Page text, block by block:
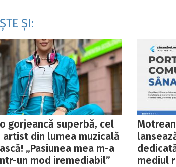
ȘI:
gorjeancă superbă, cel
artist din lumea muzicală
„Pasiunea mea m-a
un mod iremediabil”
mediul